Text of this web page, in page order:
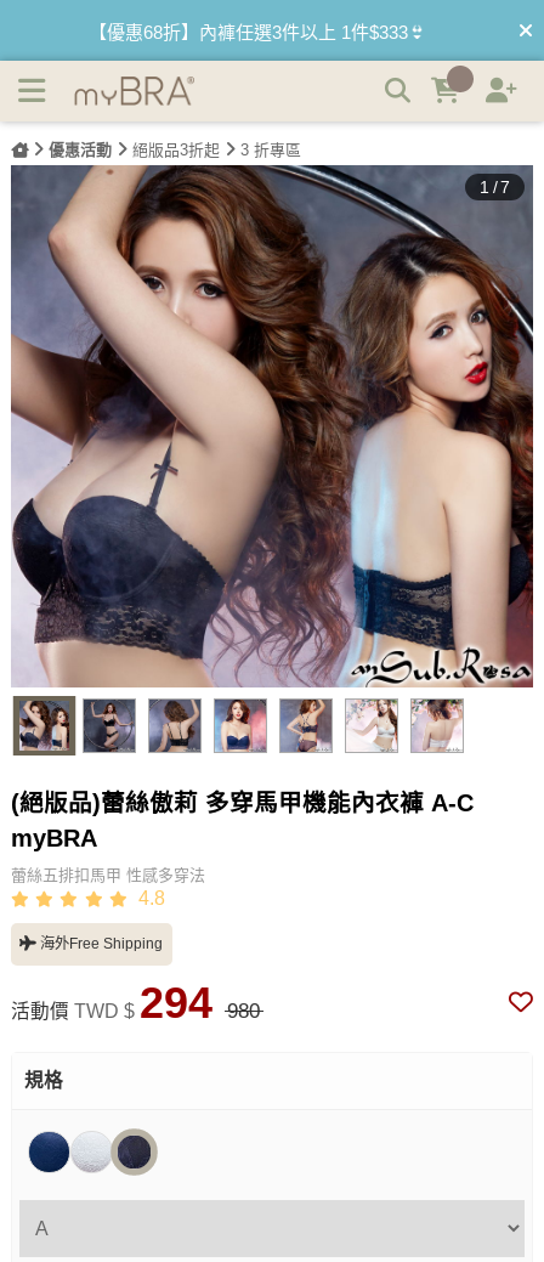
myBRA 最懂妳的內衣品牌
【買內衣免運費】台灣滿1200運費0元🚛
【首購優惠】新客最高可折$150再免運❗
【國際懶惰日】BRATOP2件95折 3件9折🌱
優惠活動 絕版品3折起 3 折專區
1 /7
(絕版品)蕾絲傲莉 多穿馬甲機能內衣褲 A-C
myBRA
蕾絲五排扣馬甲 性感多穿法
4.8
海外Free Shipping
活動價 TWD $ 294 980
規格